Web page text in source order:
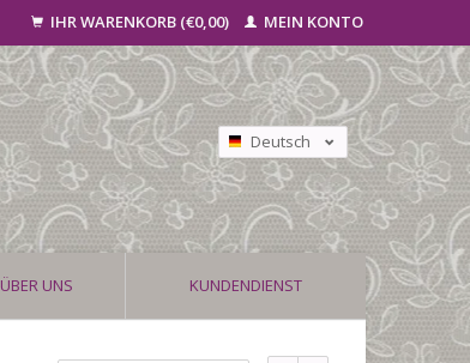
IHR WARENKORB (€0,00) MEIN KONTO
Deutsch
Nederlands
Français
ÜBER UNS KUNDENDIENST